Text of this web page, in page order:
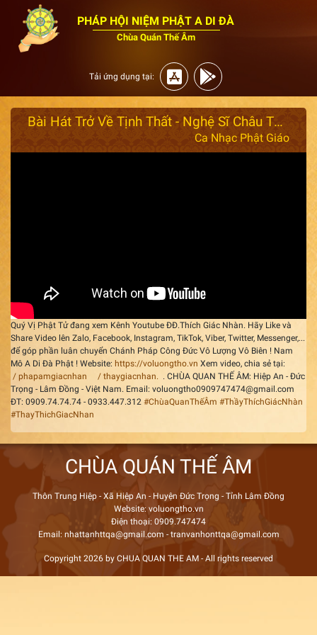
PHÁP HỘI NIỆM PHẬT A DI ĐÀ
Chùa Quán Thế Âm
Tải ứng dụng tại:
Bài Hát Trở Về Tịnh Thất - Nghệ Sĩ Châu Thanh ft Ngọc Huyền Châu
Ca Nhạc Phật Giáo
Quý Vị Phật Tử đang xem Kênh Youtube ĐĐ.Thích Giác Nhàn. Hãy Like và
Share Video lên Zalo, Facebook, Instagram, TikTok, Viber, Twitter, Messenger,...
để góp phần luân chuyển Chánh Pháp Công Đức Vô Lượng Vô Biên ! Nam
Mô A Di Đà Phật ! Website: https://voluongtho.vn Xem video, chia sẻ tại:
/ phapamgiacnhan
/ thaygiacnhan. . CHÙA QUAN THẾ ÂM: Hiệp An - Đức
Trọng - Lâm Đồng - Việt Nam. Email: voluongtho0909747474@gmail.com
ĐT: 0909.74.74.74 - 0933.447.312 #ChùaQuanThếÂm #ThầyThíchGiácNhàn
#ThayThichGiacNhan
CHÙA QUÁN THẾ ÂM
Thôn Trung Hiệp - Xã Hiệp An - Huyện Đức Trọng - Tỉnh Lâm Đồng
Website: voluongtho.vn
Điện thoại: 0909.747474
Email: nhattanhttqa@gmail.com - tranvanhonttqa@gmail.com
Copyright 2026 by CHUA QUAN THE AM - All rights reserved